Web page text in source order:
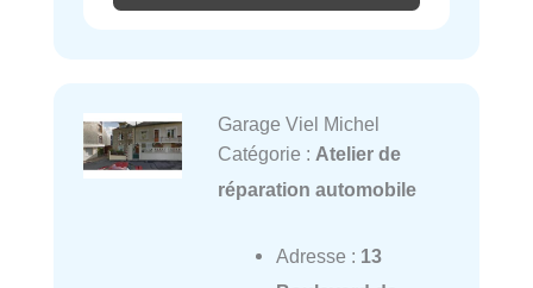
Garage Viel Michel
Catégorie : Atelier de
réparation automobile
Adresse : 13